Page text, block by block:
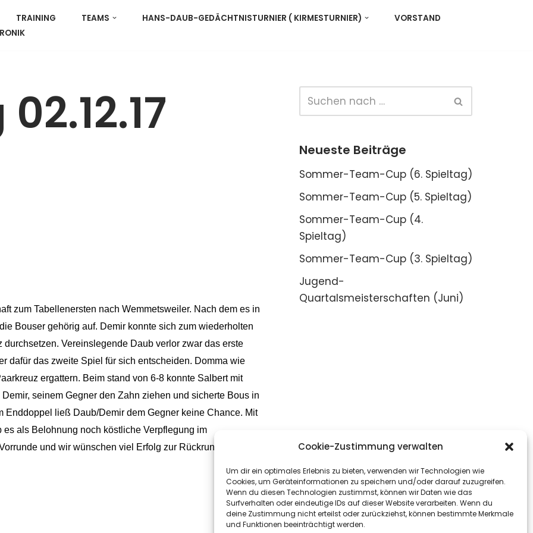
Cookie-Zustimmung verwalten
Um dir ein optimales Erlebnis zu bieten, verwenden wir Technologien wie
Cookies, um Geräteinformationen zu speichern und/oder darauf zuzugreifen.
Wenn du diesen Technologien zustimmst, können wir Daten wie das
Surfverhalten oder eindeutige IDs auf dieser Website verarbeiten. Wenn du
deine Zustimmung nicht erteilst oder zurückziehst, können bestimmte Merkmale
und Funktionen beeinträchtigt werden.
TRAINING TEAMS HANS-DAUB-GEDÄCHTNISTURNIER ( KIRMESTURNIER)
VORSTAND
zum Tabellenersten nach Wemmetsweiler. Nach dem es in
Bouser gehörig auf. Demir konnte sich zum wiederholten
Vereinslegende Daub verlor zwar das erste
dafür das zweite Spiel für sich entscheiden. Domma wie
ergattern. Beim stand von 6-8 konnte Salbert mit
seinem Gegner den Zahn ziehen und sicherte Bous in
ließ Daub/Demir dem Gegner keine Chance. Mit
als Belohnung noch köstliche Verpflegung im
und wir wünschen viel Erfolg zur Rückrunde.
Neueste Beiträge
Sommer-Team-Cup (6. Spieltag)
Sommer-Team-Cup (5. Spieltag)
Sommer-Team-Cup (4.
Spieltag)
Sommer-Team-Cup (3. Spieltag)
Jugend-
Quartalsmeisterschaften (Juni)